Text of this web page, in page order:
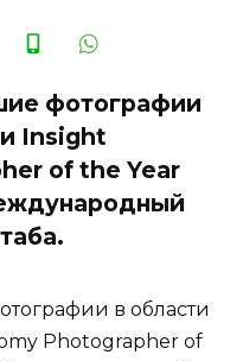
фотографии
Insight
of the Year
в области
Photographer of